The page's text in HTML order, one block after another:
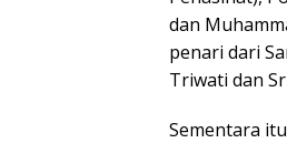
dan
penari dari
Triwati dan
Sementara